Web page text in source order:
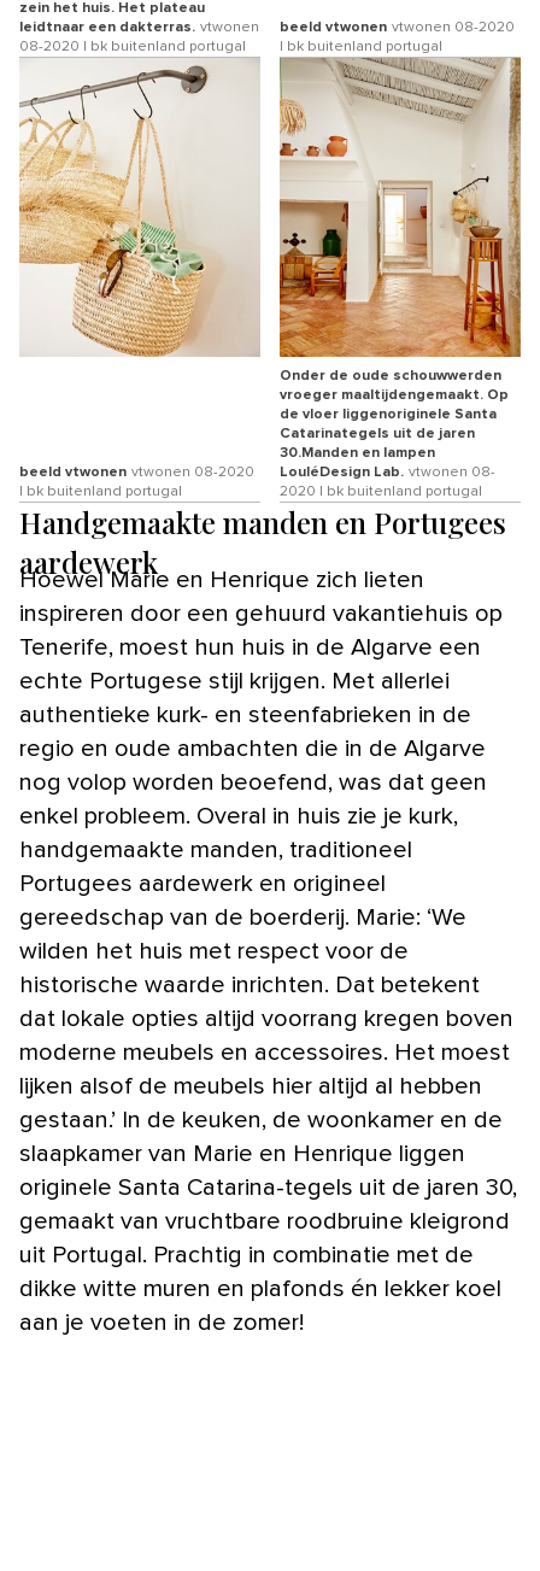
zein het huis. Het plateau
leidtnaar een dakterras. vtwonen
08-2020 | bk buitenland portugal
beeld vtwonen vtwonen 08-2020
| bk buitenland portugal
beeld vtwonen vtwonen 08-2020
| bk buitenland portugal
Onder de oude schouwwerden
vroeger maaltijdengemaakt. Op
de vloer liggenoriginele Santa
Catarinategels uit de jaren
30.Manden en lampen
LouléDesign Lab. vtwonen 08-
2020 | bk buitenland portugal
Handgemaakte manden en Portugees
aardewerk
Hoewel Marie en Henrique zich lieten
inspireren door een gehuurd vakantiehuis op
Tenerife, moest hun huis in de Algarve een
echte Portugese stijl krijgen. Met allerlei
authentieke kurk- en steenfabrieken in de
regio en oude ambachten die in de Algarve
nog volop worden beoefend, was dat geen
enkel probleem. Overal in huis zie je kurk,
handgemaakte manden, traditioneel
Portugees aardewerk en origineel
gereedschap van de boerderij. Marie: ‘We
wilden het huis met respect voor de
historische waarde inrichten. Dat betekent
dat lokale opties altijd voorrang kregen boven
moderne meubels en accessoires. Het moest
lijken alsof de meubels hier altijd al hebben
gestaan.’ In de keuken, de woonkamer en de
slaapkamer van Marie en Henrique liggen
originele Santa Catarina-tegels uit de jaren 30,
gemaakt van vruchtbare roodbruine kleigrond
uit Portugal. Prachtig in combinatie met de
dikke witte muren en plafonds én lekker koel
aan je voeten in de zomer!